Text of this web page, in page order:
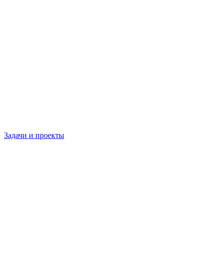
Задачи и проекты